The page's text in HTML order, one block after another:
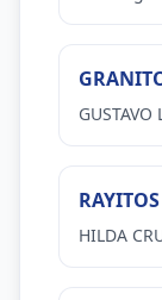
GUSTAVO
HILDA